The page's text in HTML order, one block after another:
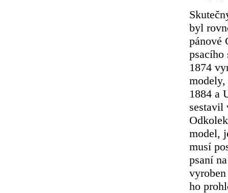
byl
pánové
psacího
1874
1884 a
sestavil
model,
musí
psaní
ho